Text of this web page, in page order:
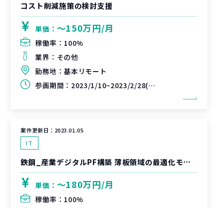
コスト削減施策の検討支援
単価： 〜150万円/月
稼働率： 100%
業界： その他
勤務地：基本リモート
参画期間： 2023/1/10~2023/2/28(延長可能性あり)
案件更新日： 2023.01.05
IT
鉄鋼_産業デジタルPF構築 薄板領域の最適化モデル開発プロジェクト
単価： 〜180万円/月
稼働率： 100%